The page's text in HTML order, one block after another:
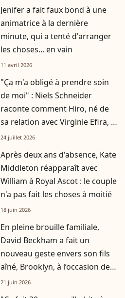
Jenifer a fait faux bond à une
animatrice à la dernière
minute, qui a tenté d'arranger
les choses... en vain
11 avril 2026
"Ça m'a obligé à prendre soin
de moi" : Niels Schneider
raconte comment Hiro, né de
sa relation avec Virginie Efira, a
changé sa vie
24 juillet 2026
Après deux ans d'absence, Kate
Middleton réapparaît avec
William à Royal Ascot : le couple
n'a pas fait les choses à moitié
18 juin 2026
En pleine brouille familiale,
David Beckham a fait un
nouveau geste envers son fils
aîné, Brooklyn, à l’occasion de
la Fête des Pères
21 juin 2026